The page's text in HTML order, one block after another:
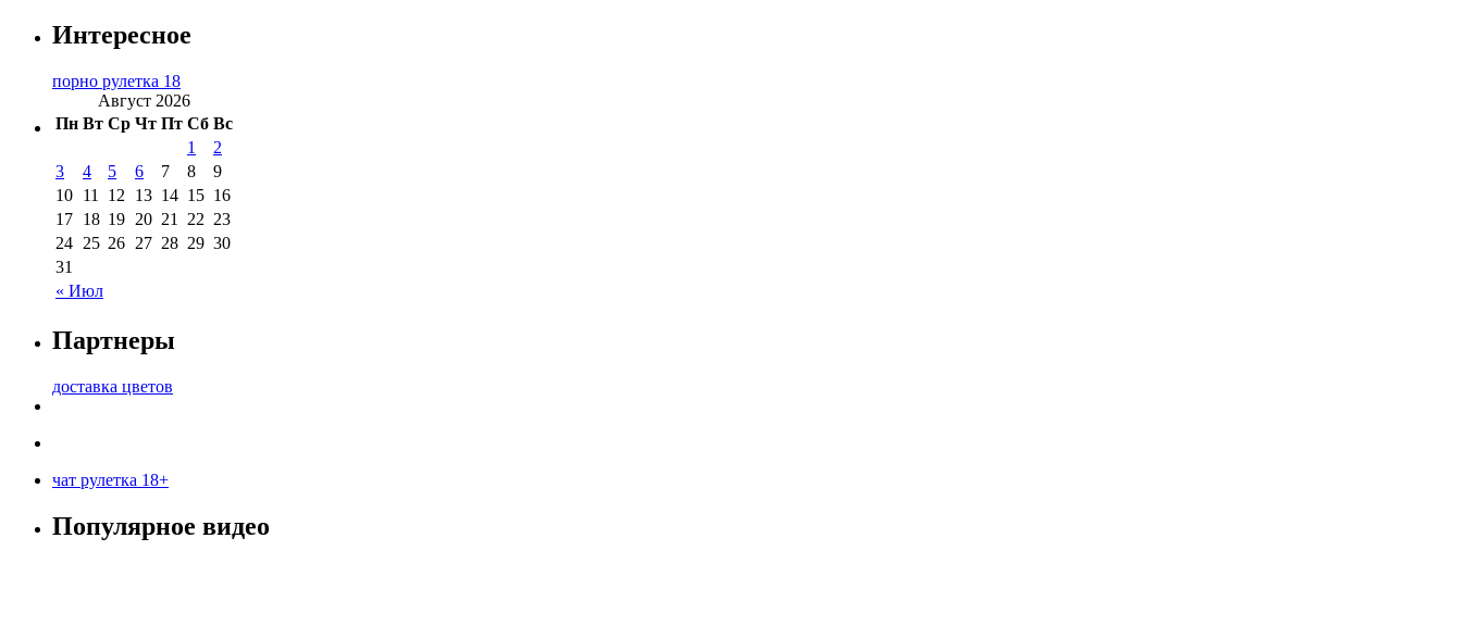
Интересное
порно рулетка 18
Август 2026
Пн Вт Ср Чт Пт Сб Вс
« Июл
1
2
3
4 5 6 7 8
9
10 11 12 13 14 15 16
17 18 19 20 21 22 23
24 25 26 27 28 29 30
31
Партнеры
доставка цветов
чат рулетка 18+
Популярное видео